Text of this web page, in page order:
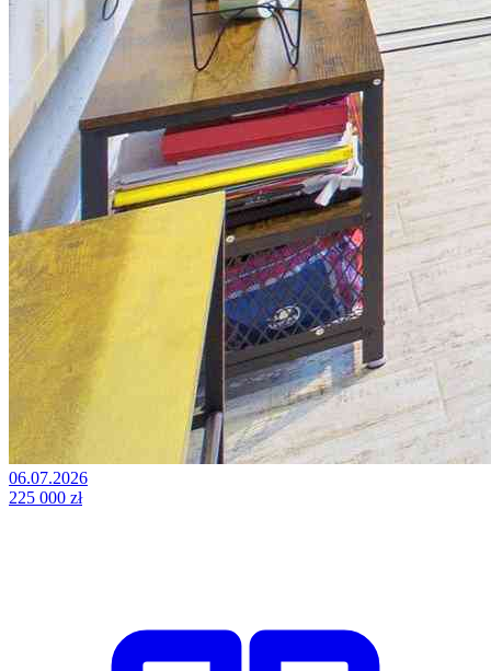
06.07.2026
225 000 zł